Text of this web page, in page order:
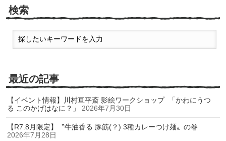
検索
最近の記事
【イベント情報】川村亘平斎 影絵ワークショップ 「かわにうつ
る このかげはなに？」
2026年7月30日
【R7.8月限定】〝牛油香る 豚筋(？) 3種カレーつけ麺〟の巻
2026年7月28日